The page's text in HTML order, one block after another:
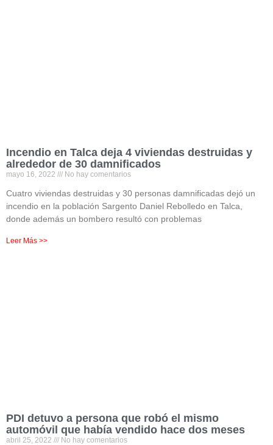
Incendio en Talca deja 4 viviendas destruidas y
alrededor de 30 damnificados
mayo 16, 2022 No hay comentarios
Cuatro viviendas destruidas y 30 personas damnificadas dejó un
incendio en la población Sargento Daniel Rebolledo en Talca,
donde además un bombero resultó con problemas
Leer Más >>
PDI detuvo a persona que robó el mismo
automóvil que había vendido hace dos meses
abril 25, 2022 No hay comentarios